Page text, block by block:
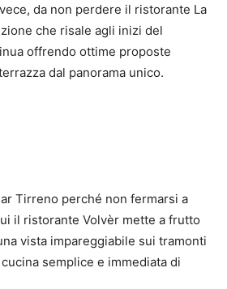
da non perdere il ristorante La
che risale agli inizi del
offrendo ottime proposte
dal panorama unico.
Tirreno perché non fermarsi a
il ristorante Volvèr mette a frutto
vista impareggiabile sui tramonti
semplice e immediata di